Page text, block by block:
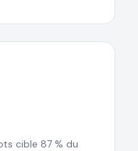
cible 87 % du